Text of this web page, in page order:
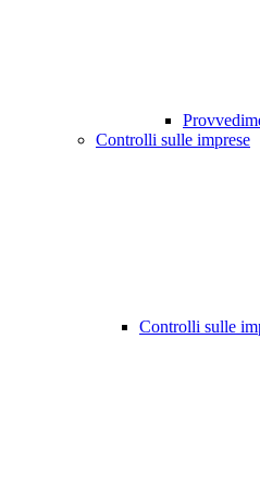
Controlli sulle imprese
Controlli sulle